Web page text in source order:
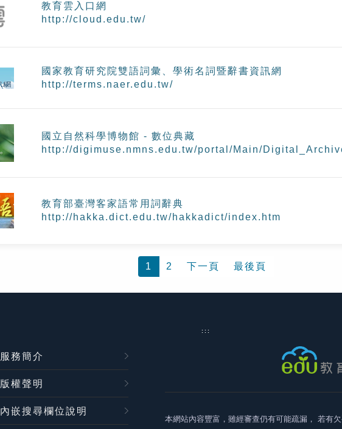
教育雲入口網
http://cloud.edu.tw/
國家教育研究院雙語詞彙、學術名詞暨辭書資訊網
http://terms.naer.edu.tw/
國立自然科學博物館 - 數位典藏
http://digimuse.nmns.edu.tw/portal/Main/
教育部臺灣客家語常用詞辭典
http://hakka.dict.edu.tw/hakkadict/index.htm
1 2 下一頁 最後頁
:::
服務簡介
版權聲明
內嵌搜尋欄位說明
本網站內容豐富，雖經審查仍有可能疏漏， 若有